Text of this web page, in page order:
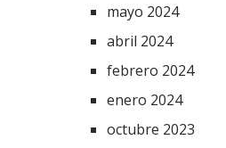
mayo 2024
abril 2024
febrero 2024
enero 2024
octubre 2023